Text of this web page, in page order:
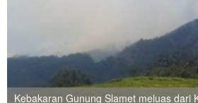
Kebakaran Gunung Slamet meluas dari